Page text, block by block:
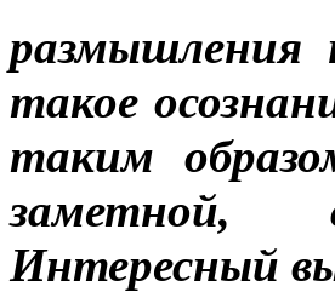
такое
таким
заметной,
Интересный